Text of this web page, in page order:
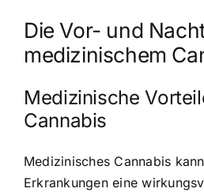
Die Vor- und
medizinischem
Medizinische
Cannabis
Medizinisches Cannabis
Erkrankungen eine